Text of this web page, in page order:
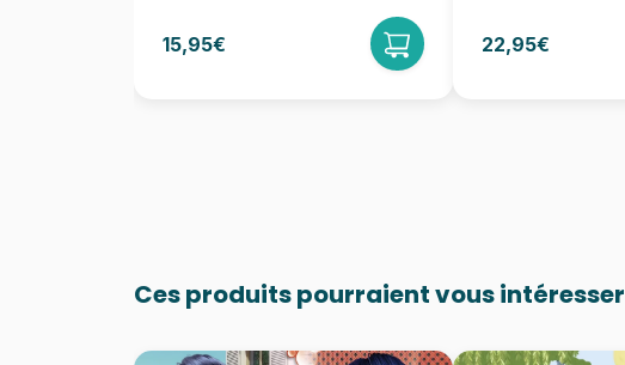
15,95€ 22,95€
Ces produits pourraient vous intéresser